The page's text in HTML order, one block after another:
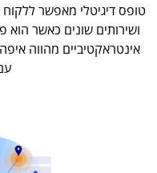
טופס דיגיטלי מאפשר
ושירותים שונים כאשר
אינטראקטיביים מהווה